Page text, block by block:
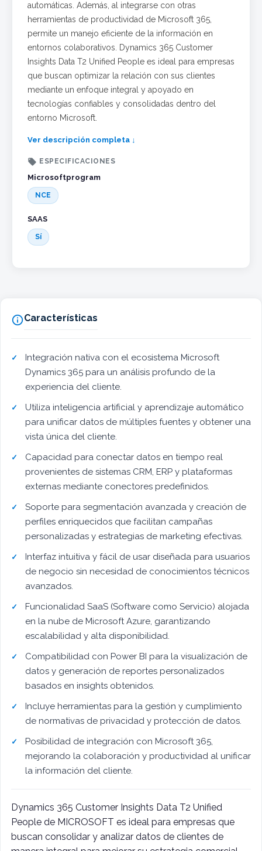
automáticas. Además, al integrarse con otras
herramientas de productividad de Microsoft 365,
permite un manejo eficiente de la información en
entornos colaborativos. Dynamics 365 Customer
Insights Data T2 Unified People es ideal para empresas
que buscan optimizar la relación con sus clientes
mediante un enfoque integral y apoyado en
tecnologías confiables y consolidadas dentro del
entorno Microsoft.
Ver descripción completa ↓
 ESPECIFICACIONES
Microsoftprogram
NCE
SAAS
Sí
Características
Integración nativa con el ecosistema Microsoft
Dynamics 365 para un análisis profundo de la
experiencia del cliente.
Utiliza inteligencia artificial y aprendizaje automático
para unificar datos de múltiples fuentes y obtener una
vista única del cliente.
Capacidad para conectar datos en tiempo real
provenientes de sistemas CRM, ERP y plataformas
externas mediante conectores predefinidos.
Soporte para segmentación avanzada y creación de
perfiles enriquecidos que facilitan campañas
personalizadas y estrategias de marketing efectivas.
Interfaz intuitiva y fácil de usar diseñada para usuarios
de negocio sin necesidad de conocimientos técnicos
avanzados.
Funcionalidad SaaS (Software como Servicio) alojada
en la nube de Microsoft Azure, garantizando
escalabilidad y alta disponibilidad.
Compatibilidad con Power BI para la visualización de
datos y generación de reportes personalizados
basados en insights obtenidos.
Incluye herramientas para la gestión y cumplimiento
de normativas de privacidad y protección de datos.
Posibilidad de integración con Microsoft 365,
mejorando la colaboración y productividad al unificar
la información del cliente.
Dynamics 365 Customer Insights Data T2 Unified
People de MICROSOFT es ideal para empresas que
buscan consolidar y analizar datos de clientes de